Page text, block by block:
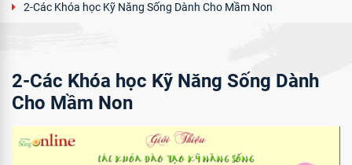
2-Các Khóa học Kỹ Năng Sống Dành Cho Mầm Non
2-Các Khóa học Kỹ Năng Sống Dành
Cho Mầm Non